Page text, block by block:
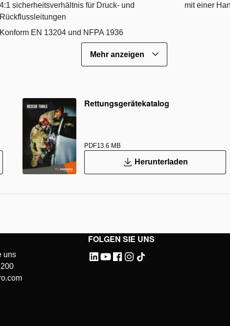
4:1 sicherheitsverhältnis für Druck- und
Rückflussleitungen
Konform EN 13204 und NFPA 1936
mit einer
Mehr anzeigen
Rettungsgerätekatalog
PDF13.6 MB
Herunterladen
FOLGEN SIE UNS
uns